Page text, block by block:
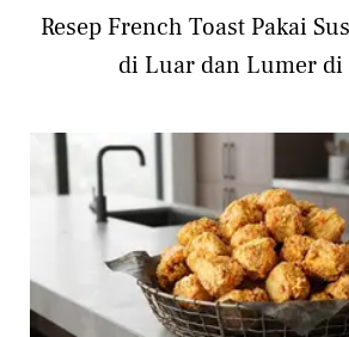
Resep French Toast Pakai
di Luar dan Lumer di